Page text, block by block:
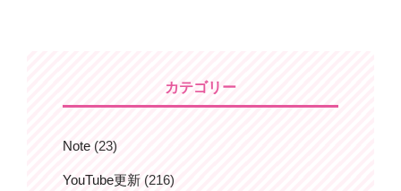
カテゴリー
Note (23)
YouTube更新 (216)